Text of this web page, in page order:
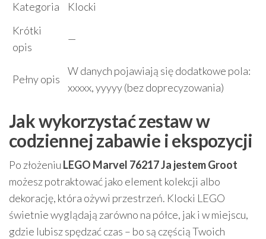
Kategoria
Klocki
Krótki
opis
—
Pełny opis
W danych pojawiają się dodatkowe pola:
xxxxx, yyyyy (bez doprecyzowania)
Jak wykorzystać zestaw w
codziennej zabawie i ekspozycji
Po złożeniu LEGO Marvel 76217 Ja jestem Groot
możesz potraktować jako element kolekcji albo
dekorację, która ożywi przestrzeń. Klocki LEGO
świetnie wyglądają zarówno na półce, jak i w miejscu,
gdzie lubisz spędzać czas – bo są częścią Twoich